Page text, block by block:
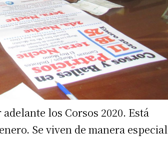
los Corsos 2020. Está
Se viven de manera especial